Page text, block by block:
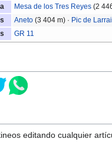
Mesa de los Tres Reyes (2
Aneto (3 404 m) · Pic de
GR 11
editando cualquier